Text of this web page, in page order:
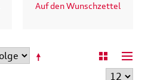
Auf den Wunschzettel